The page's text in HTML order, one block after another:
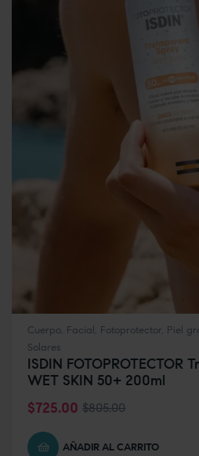
Cuerpo, Facial , Fotoprotector, Piel
Solares
ISDIN FOTOPROTECTOR
WET SKIN 50+ 200ml
$805.00
$725.00
AÑADIR AL CARRITO